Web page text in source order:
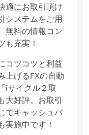
適にお取引頂け
システムをご用
無料の情報コン
も充実！
コツコツと利益
上げるFXの自動
iサイクル２取
大好評。お取引
てキャッシュバ
実施中です！